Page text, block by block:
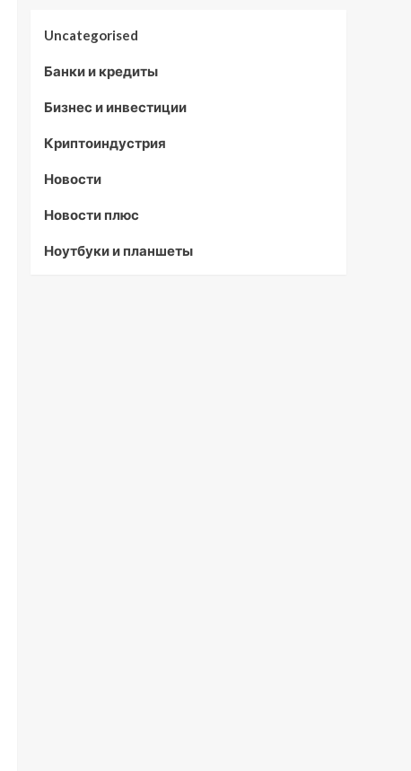
Uncategorised
Банки и кредиты
Бизнес и инвестиции
Криптоиндустрия
Новости
Новости плюс
Ноутбуки и планшеты